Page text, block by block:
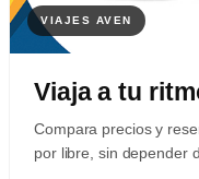
Viaja a tu
Compara precios y
por libre, sin depender